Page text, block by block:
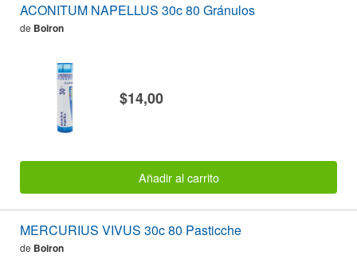
ACONITUM NAPELLUS 30c 80 Gránulos
de Boiron
$14,00
Añadir al carrito
MERCURIUS VIVUS 30c 80 Pasticche
de Boiron